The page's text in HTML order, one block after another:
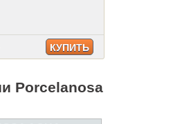
КУПИТЬ
Porcelanosa